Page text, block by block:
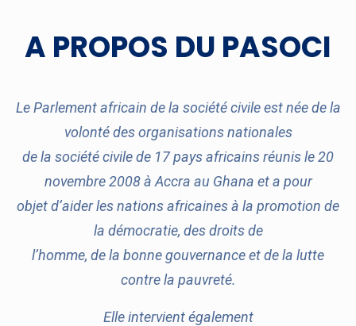
A PROPOS DU PASOCI
Le Parlement africain de la société civile est née de la
volonté des organisations nationales
de la société civile de 17 pays africains réunis le 20
novembre 2008 à Accra au Ghana et a pour
objet d’aider les nations africaines à la promotion de
la démocratie, des droits de
l’homme, de la bonne gouvernance et de la lutte
contre la pauvreté.
Elle intervient également